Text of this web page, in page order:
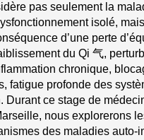
pas seulement la
isolé, mais
d’une perte
du Qi 气,
chronique,
fatigue profonde des
Durant ce stage de
nous explorerons
des maladies auto-